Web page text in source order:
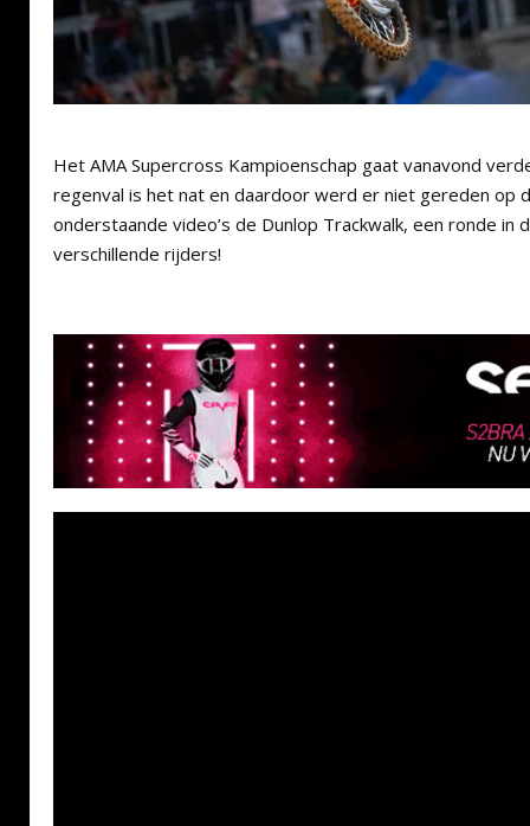
Het AMA Supercross Kampioenschap gaat vanavond
regenval is het nat en daardoor werd er niet gereden op
onderstaande video’s de Dunlop Trackwalk, een ronde
verschillende rijders!